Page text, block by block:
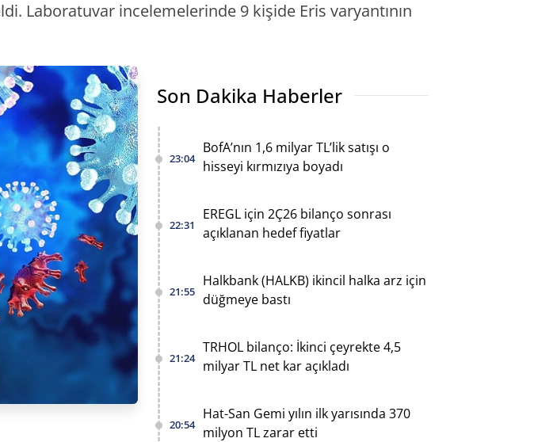
Laboratuvar incelemelerinde 9 kişide Eris varyantının
Son Dakika Haberler
23:04
BofA’nın 1,6 milyar TL’lik satışı o
hisseyi kırmızıya boyadı
22:31
EREGL için 2Ç26 bilanço sonrası
açıklanan hedef fiyatlar
21:55
Halkbank (HALKB) ikincil halka arz için
düğmeye bastı
21:24
TRHOL bilanço: İkinci çeyrekte 4,5
milyar TL net kar açıkladı
20:54
Hat-San Gemi yılın ilk yarısında 370
milyon TL zarar etti